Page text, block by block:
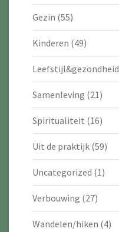
Gezin (55)
Kinderen (49)
Leefstijl&gezondheid
Samenleving (21)
Spiritualiteit (16)
Uit de praktijk (59)
Uncategorized (1)
Verbouwing (27)
Wandelen/hiken (4)